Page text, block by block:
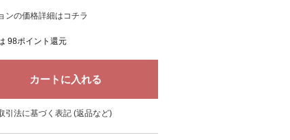
ンの価格詳細はコチラ
98ポイント還元
引法に基づく表記 (返品など)